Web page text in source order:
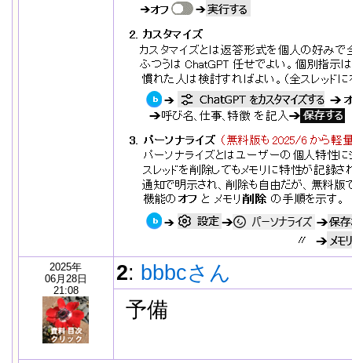
2025年
06月28日
21:08
2: bbbcさん
予備